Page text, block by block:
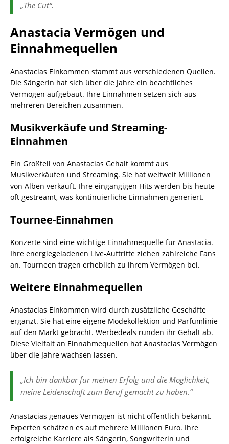
„The Cut“.
Anastacia Vermögen und
Einnahmequellen
Anastacias Einkommen stammt aus verschiedenen Quellen.
Die Sängerin hat sich über die Jahre ein beachtliches
Vermögen aufgebaut. Ihre Einnahmen setzen sich aus
mehreren Bereichen zusammen.
Musikverkäufe und Streaming-
Einnahmen
Ein Großteil von Anastacias Gehalt kommt aus
Musikverkäufen und Streaming. Sie hat weltweit Millionen
von Alben verkauft. Ihre eingängigen Hits werden bis heute
oft gestreamt, was kontinuierliche Einnahmen generiert.
Tournee-Einnahmen
Konzerte sind eine wichtige Einnahmequelle für Anastacia.
Ihre energiegeladenen Live-Auftritte ziehen zahlreiche Fans
an. Tourneen tragen erheblich zu ihrem Vermögen bei.
Weitere Einnahmequellen
Anastacias Einkommen wird durch zusätzliche Geschäfte
ergänzt. Sie hat eine eigene Modekollektion und Parfümlinie
auf den Markt gebracht. Werbedeals runden ihr Gehalt ab.
Diese Vielfalt an Einnahmequellen hat Anastacias Vermögen
über die Jahre wachsen lassen.
„Ich bin dankbar für meinen Erfolg und die Möglichkeit,
meine Leidenschaft zum Beruf gemacht zu haben.“
Anastacias genaues Vermögen ist nicht öffentlich bekannt.
Experten schätzen es auf mehrere Millionen Euro. Ihre
erfolgreiche Karriere als Sängerin, Songwriterin und